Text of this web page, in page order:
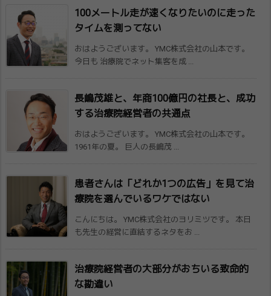
100メートル走が速くなりたいのに走った​
タイムを測ってない
おはようございます。 YMC株式会社の山本です。
今日も 治療院でネット集客を成 ...
長嶋茂雄と、年商100億円の社長と、成功​
する治療院経営者の共通点
おはようございます。 YMC株式会社の山本です。
1961年の夏。 巨人の長嶋茂 ...
患者さんは「どれか1つの広告」を見て治
療​院を選んでいるワケではない
こんにちは。 YMC株式会社のヨリミツです。 本日
も先生の経営に直結するネタをお ...
治療院経営者の大部分がおちいる致命的
な勘​違い